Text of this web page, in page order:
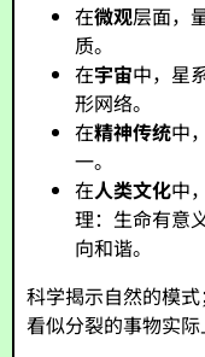
在微观层面，
质。
在宇宙中，星
形网络。
在精神传统中
一。
在人类文化中
理：生命有意
向和谐。
科学揭示自然的模式
看似分裂的事物实际